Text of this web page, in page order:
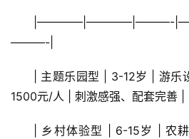
|————|————|———-
———-|
| 主题乐园型 | 3-12岁 | 游
1500元/人 | 刺激感强、配套完善 |
| 乡村体验型 | 6-15岁 | 农